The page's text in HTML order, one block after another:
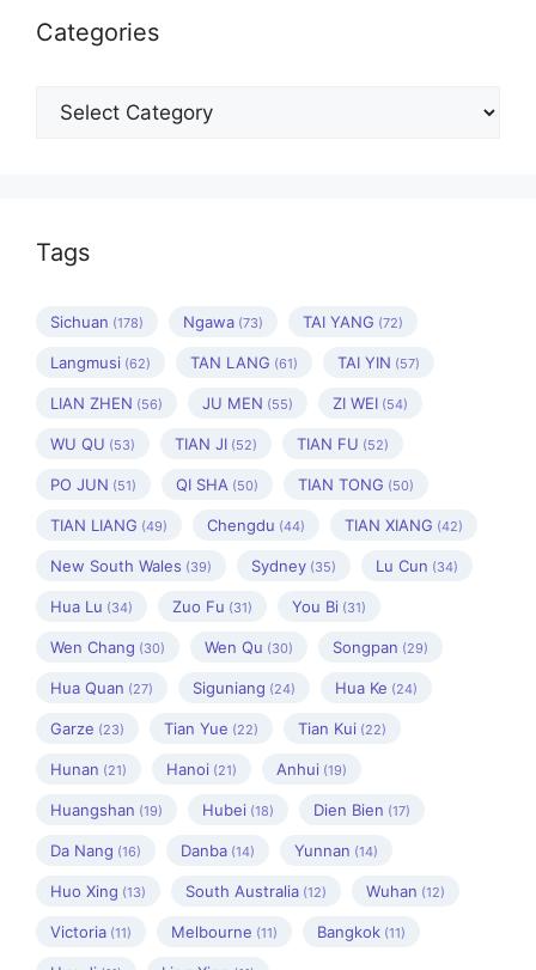
Categories
Categories
Tags
Sichuan (178) Ngawa (73) TAI YANG (72)
Langmusi (62) TAN LANG (61) TAI YIN (57)
LIAN ZHEN (56) JU MEN (55) ZI WEI (54)
WU QU (53) TIAN JI (52) TIAN FU (52)
PO JUN (51) QI SHA (50) TIAN TONG (50)
TIAN LIANG (49) Chengdu (44) TIAN XIANG (42)
New South Wales (39) Sydney (35) Lu Cun (34)
Hua Lu (34) Zuo Fu (31) You Bi (31)
Wen Chang (30) Wen Qu (30) Songpan (29)
Hua Quan (27) Siguniang (24) Hua Ke (24)
Garze (23) Tian Yue (22) Tian Kui (22)
Hunan (21) Hanoi (21) Anhui (19)
Huangshan (19) Hubei (18) Dien Bien (17)
Da Nang (16) Danba (14) Yunnan (14)
Huo Xing (13) South Australia (12) Wuhan (12)
Victoria (11) Melbourne (11) Bangkok (11)